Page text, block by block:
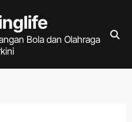
Bola dan Olahraga